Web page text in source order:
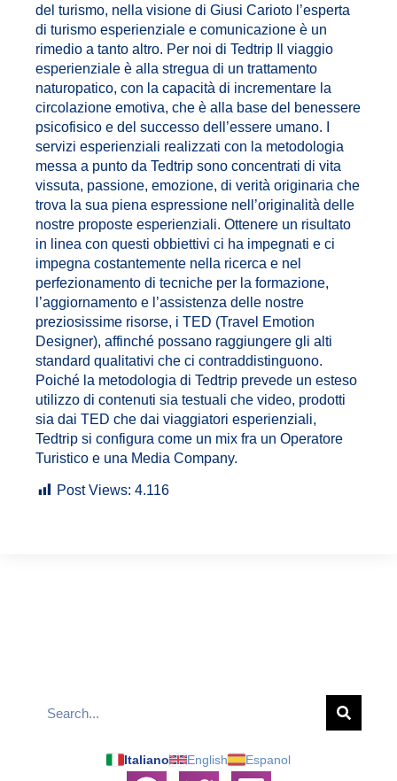
del turismo, nella visione di Giusi Carioto l’esperta
di turismo esperienziale e comunicazione è un
rimedio a tanto altro. Per noi di Tedtrip Il viaggio
esperienziale è alla stregua di un trattamento
naturopatico, con la capacità di incrementare la
circolazione emotiva, che è alla base del benessere
psicofisico e del successo dell’essere umano. I
servizi esperienziali realizzati con la metodologia
messa a punto da Tedtrip sono concentrati di vita
vissuta, passione, emozione, di verità originaria che
trova la sua piena espressione nell’originalità delle
nostre proposte esperienziali. Ottenere un risultato
in linea con questi obbiettivi ci ha impegnati e ci
impegna costantemente nella ricerca e nel
perfezionamento di tecniche per la formazione,
l’aggiornamento e l’assistenza delle nostre
preziosissime risorse, i TED (Travel Emotion
Designer), affinché possano raggiungere gli alti
standard qualitativi che ci contraddistinguono.
Poiché la metodologia di Tedtrip prevede un esteso
utilizzo di contenuti sia testuali che video, prodotti
sia dai TED che dai viaggiatori esperienziali,
Tedtrip si configura come un mix fra un Operatore
Turistico e una Media Company.
Post Views: 4.116
Italiano English Espanol